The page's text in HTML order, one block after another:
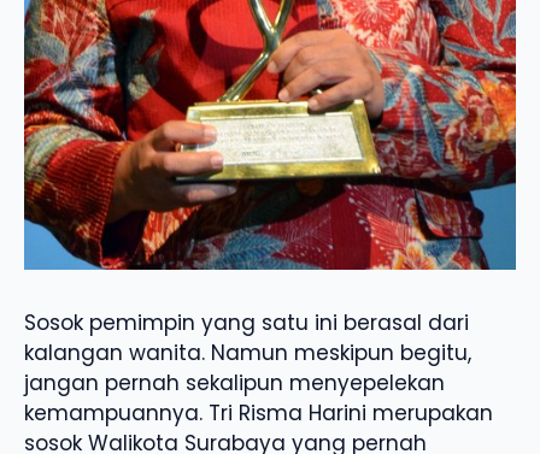
Sosok pemimpin yang satu ini berasal dari
kalangan wanita. Namun meskipun begitu,
jangan pernah sekalipun menyepelekan
kemampuannya. Tri Risma Harini merupakan
sosok Walikota Surabaya yang pernah